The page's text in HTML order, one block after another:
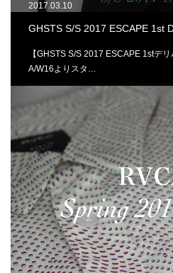
2017.03.10
GHSTS S/S 2017 ESCAPE 1st
【GHSTS S/S 2017 ESCAPE 1stデ
A/W16よりスタ…